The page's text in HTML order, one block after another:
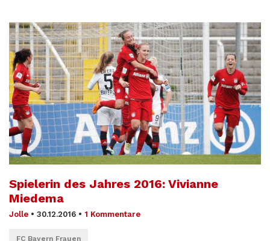
Spielerin des Jahres 2016: Vivianne
Miedema
Jolle • 30.12.2016 • 1 Kommentare
FC Bayern Frauen